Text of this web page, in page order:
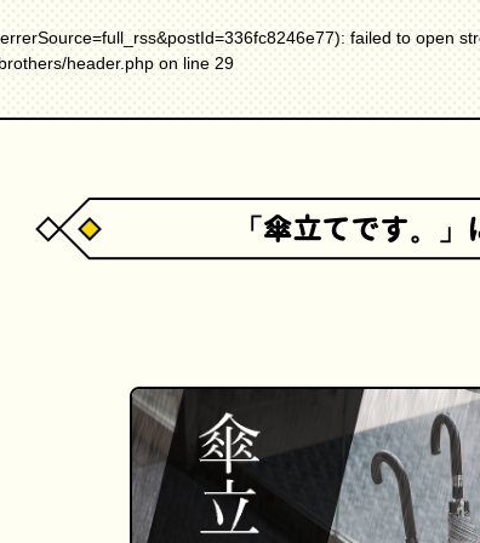
failed to open
header.php on line 29
「傘立てです。